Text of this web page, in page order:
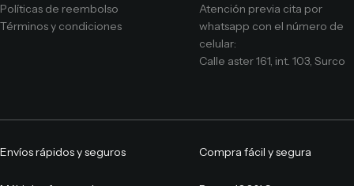
Políticas de reembolso
Términos y condiciones
Atención previa cita por
whatsapp con el número de
celular:
Calle aster 161, int. 103, Surco
Envíos rápidos y seguros Compra fácil y segura